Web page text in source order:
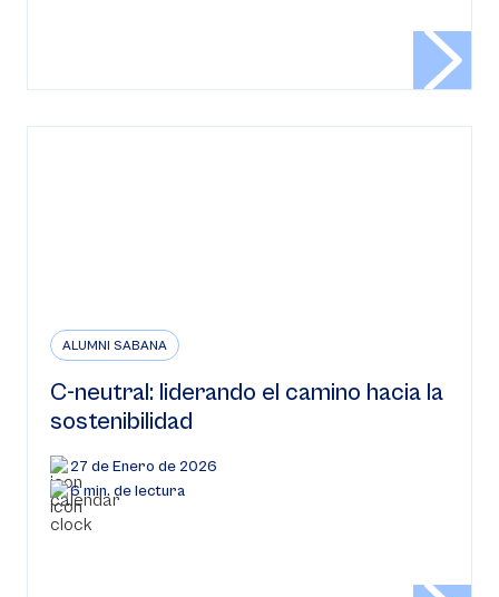
ALUMNI SABANA
C-neutral: liderando el camino hacia la
sostenibilidad
27 de Enero de 2026
6 min. de lectura